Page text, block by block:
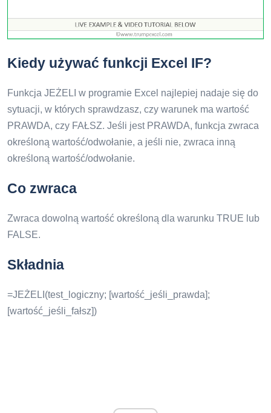
Kiedy używać funkcji Excel IF?
Funkcja JEŻELI w programie Excel najlepiej nadaje się do
sytuacji, w których sprawdzasz, czy warunek ma wartość
PRAWDA, czy FAŁSZ. Jeśli jest PRAWDA, funkcja zwraca
określoną wartość/odwołanie, a jeśli nie, zwraca inną
określoną wartość/odwołanie.
Co zwraca
Zwraca dowolną wartość określoną dla warunku TRUE lub
FALSE.
Składnia
=JEŻELI(test_logiczny; [wartość_jeśli_prawda];
[wartość_jeśli_fałsz])